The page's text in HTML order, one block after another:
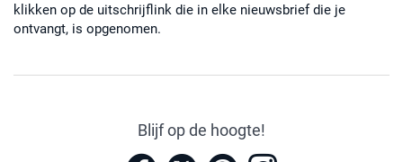
klikken op de uitschrijflink die in elke nieuwsbrief die je
ontvangt, is opgenomen.
Blijf op de hoogte!